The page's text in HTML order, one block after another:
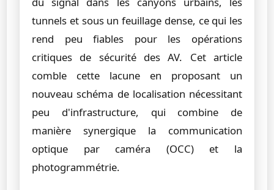
tunnels et sous un feuillage dense, ce qui les
rend peu fiables pour les opérations
critiques de sécurité des AV. Cet article
comble cette lacune en proposant un
nouveau schéma de localisation nécessitant
peu d'infrastructure, qui combine de
manière synergique la communication
optique par caméra (OCC) et la
photogrammétrie.